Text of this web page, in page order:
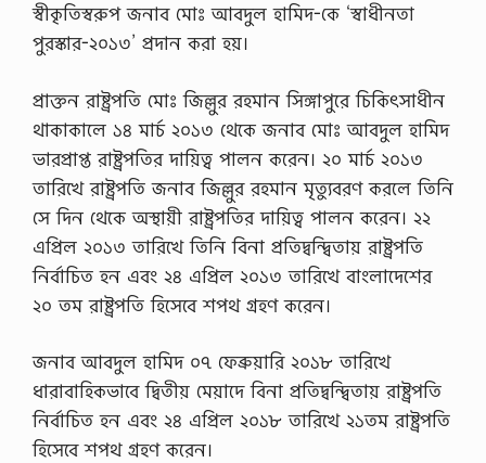
স্বীকৃতিস্বরুপ জনাব মোঃ আবদুল হামিদ-কে ‘স্বাধীনতা
পুরস্কার-২০১৩’ প্রদান করা হয়।
প্রাক্তন রাষ্ট্রপতি মোঃ জিল্লুর রহমান সিঙ্গাপুরে চিকিৎসাধীন
থাকাকালে ১৪ মার্চ ২০১৩ থেকে জনাব মোঃ আবদুল হামিদ
ভারপ্রাপ্ত রাষ্ট্রপতির দায়িত্ব পালন করেন। ২০ মার্চ ২০১৩
তারিখে রাষ্ট্রপতি জনাব জিল্লুর রহমান মৃত্যুবরণ করলে তিনি
সে দিন থেকে অস্থায়ী রাষ্ট্রপতির দায়িত্ব পালন করেন। ২২
এপ্রিল ২০১৩ তারিখে তিনি বিনা প্রতিদ্বন্দ্বিতায় রাষ্ট্রপতি
নির্বাচিত হন এবং ২৪ এপ্রিল ২০১৩ তারিখে বাংলাদেশের
২০ তম রাষ্ট্রপতি হিসেবে শপথ গ্রহণ করেন।
জনাব আবদুল হামিদ ০৭ ফেব্রুয়ারি ২০১৮ তারিখে
ধারাবাহিকভাবে দ্বিতীয় মেয়াদে বিনা প্রতিদ্বন্দ্বিতায় রাষ্ট্রপতি
নির্বাচিত হন এবং ২৪ এপ্রিল ২০১৮ তারিখে ২১তম রাষ্ট্রপতি
হিসেবে শপথ গ্রহণ করেন।